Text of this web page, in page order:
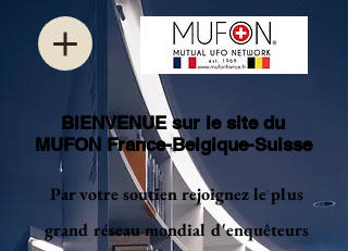
BIENVENUE sur le site du
MUFON France-Belgique-Suisse
Par votre soutien rejoignez le plus
grand réseau mondial d'enquêteurs